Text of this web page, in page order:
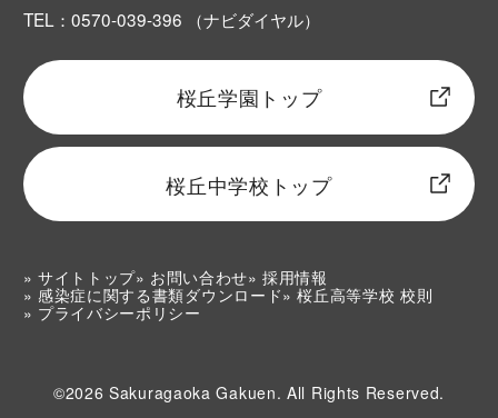
TEL：0570-039-396 （ナビダイヤル）
桜丘学園トップ
桜丘中学校トップ
サイトトップ お問い合わせ
採用情報
感染症に関する書類ダウンロード
桜丘高等学校 校則
プライバシーポリシー
©2026 Sakuragaoka Gakuen. All Rights Reserved.